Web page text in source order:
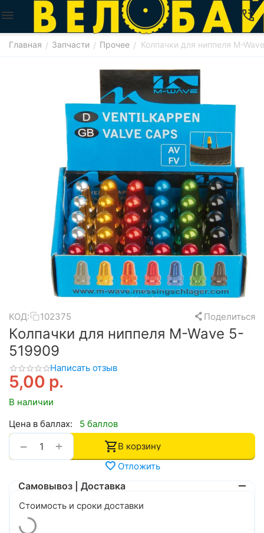
Главная / Запчасти / Прочее / Колпачки для ниппеля M-
КОД: 102375 Поделиться
Колпачки для ниппеля M-Wave 5-
519909
Написать отзыв
5,00 р.
В наличии
Цена в баллах:
5 баллов
+
−
В корзину
Отложить
Самовывоз | Доставка
Стоимость и сроки доставки